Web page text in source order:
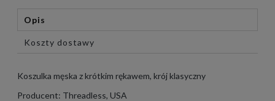
Opis
Koszty dostawy
Koszulka męska z krótkim rękawem, krój klasyczny
Producent: Threadless, USA